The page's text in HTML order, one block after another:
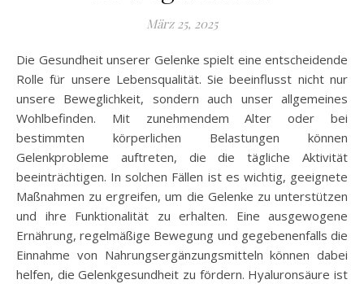
März 25, 2025
Die Gesundheit unserer Gelenke spielt eine entscheidende
Rolle für unsere Lebensqualität. Sie beeinflusst nicht nur
unsere Beweglichkeit, sondern auch unser allgemeines
Wohlbefinden. Mit zunehmendem Alter oder bei
bestimmten körperlichen Belastungen können
Gelenkprobleme auftreten, die die tägliche Aktivität
beeinträchtigen. In solchen Fällen ist es wichtig, geeignete
Maßnahmen zu ergreifen, um die Gelenke zu unterstützen
und ihre Funktionalität zu erhalten. Eine ausgewogene
Ernährung, regelmäßige Bewegung und gegebenenfalls die
Einnahme von Nahrungsergänzungsmitteln können dabei
helfen, die Gelenkgesundheit zu fördern. Hyaluronsäure ist